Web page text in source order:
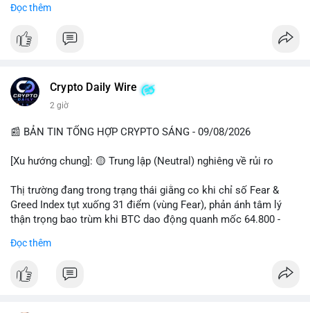
📊 Nguồn: Radar Tâm Lý Thị Trường
cổ đông vào tháng 2.
- Định chế tài chính: Delaware Life đưa BTC vào sản phẩm bảo
hiểm; Galaxy Digital lập quỹ đầu tư 100 triệu USD.
#binancesquare
$btc $eth $sol $xrp
#vlikevn #titanbot
📰 Nguồn: Decrypt
Đọc thêm
Crypto Daily Wire
2 giờ
📰 BẢN TIN TỔNG HỢP CRYPTO SÁNG - 09/08/2026
[Xu hướng chung]: 🟡 Trung lập (Neutral) nghiêng về rủi ro
Thị trường đang trong trạng thái giằng co khi chỉ số Fear &
Greed Index tụt xuống 31 điểm (vùng Fear), phản ánh tâm lý
thận trọng bao trùm khi BTC dao động quanh mốc 64.800 -
giao dịch BTC lớn được ghi nhận trong 24h qua, tổng trị giá
Đọc thêm